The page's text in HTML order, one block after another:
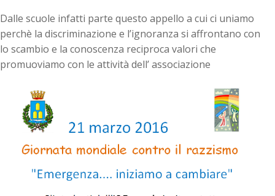
Dalle scuole infatti parte questo appello a cui ci uniamo
perchè la discriminazione e l’ignoranza si affrontano con
lo scambio e la conoscenza reciproca valori che
promuoviamo con le attività dell’ associazione